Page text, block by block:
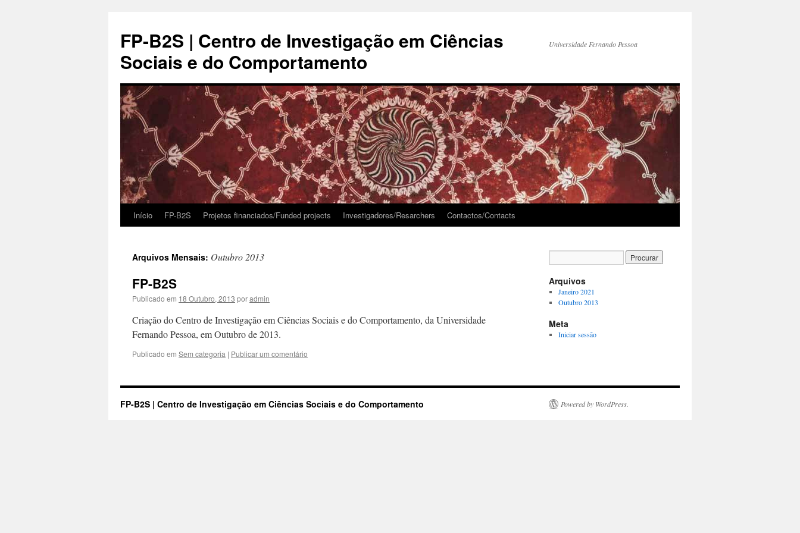
FP-B2S | Centro de Investigação em Ciências
Sociais e do Comportamento
Universidade Fernando Pessoa
Início FP-B2S Projetos financiados/Funded projects Investigadores/Resarchers Contactos/Contacts
Arquivos Mensais: Outubro 2013
FP-B2S
Publicado em 18 Outubro, 2013 poradmin
Criação do Centro de Investigação em Ciências Sociais e do Comportamento, da Universidade
Fernando Pessoa, em Outubro de 2013.
Publicado em Sem categoria | Publicar um comentário
Arquivos
Janeiro 2021
Outubro 2013
Meta
Iniciar sessão
FP-B2S | Centro de Investigação em Ciências Sociais e do Comportamento Powered by WordPress.